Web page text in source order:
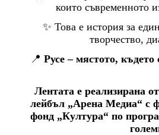
които съвременното
✨ Това е история за
творчество,
📍 Русе – мястото,
Лентата е реализирана
лейбъл „Арена Медиа“ с
фонд „Култура“ по